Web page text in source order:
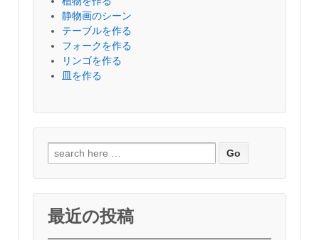
静物画のシーン
テーブルを作る
フォークを作る
リンゴを作る
皿を作る
索
対
象:
最近の投稿